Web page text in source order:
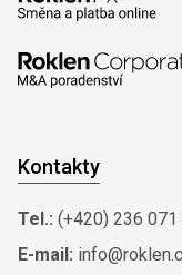
Kontakty
Tel.: (+420) 236 071
E-mail: